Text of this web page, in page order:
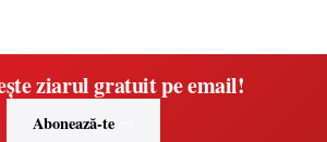
ziarul gratuit pe email!
Abonează-te